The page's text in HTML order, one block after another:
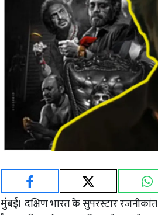
मुंबई। दक्षिण भारत के सुपरस्टार